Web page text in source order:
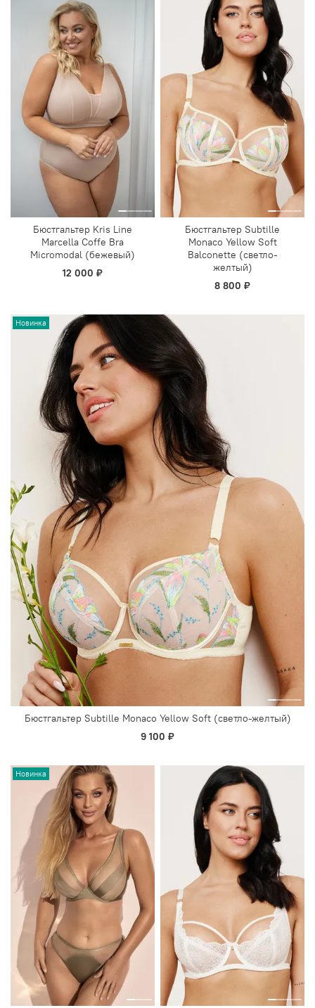
Бюстгальтер Kris Line
Marcella Coffe Bra
Micromodal (бежевый)
12 000 ₽
Бюстгальтер Subtille
Monaco Yellow Soft
Balconette (светло-
желтый)
8 800 ₽
Новинка
Бюстгальтер Subtille Monaco Yellow Soft (светло-желтый)
9 100 ₽
Новинка